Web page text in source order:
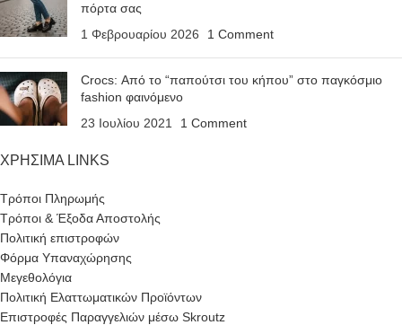
πόρτα σας
1 Φεβρουαρίου 2026
1 Comment
Crocs: Από το “παπούτσι του κήπου” στο παγκόσμιο
fashion φαινόμενο
23 Ιουλίου 2021
1 Comment
ΧΡΗΣΙΜΑ LINKS
Τρόποι Πληρωμής
Τρόποι & Έξοδα Αποστολής
Πολιτική επιστροφών
Φόρμα Υπαναχώρησης
Μεγεθολόγια
Πολιτική Ελαττωματικών Προϊόντων
Επιστροφές Παραγγελιών μέσω Skroutz